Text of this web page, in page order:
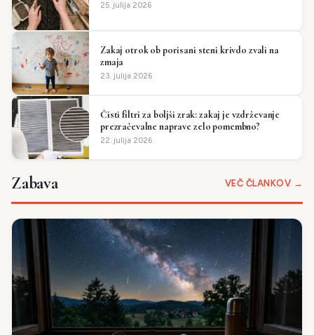
25. julija 2026
Zakaj otrok ob porisani steni krivdo zvali na
zmaja
23. julija 2026
Čisti filtri za boljši zrak: zakaj je vzdrževanje
prezračevalne naprave zelo pomembno?
22. julija 2026
Zabava VEČ ČLANKOV →